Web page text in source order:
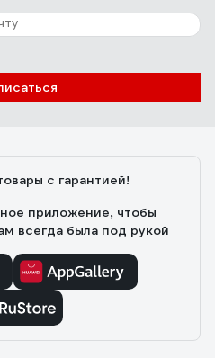
с гарантией!
приложение, чтобы
всегда была под рукой